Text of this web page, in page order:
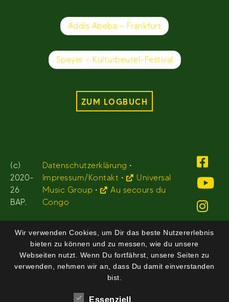
Beitragsnavigation
Addis Abeba – Frankfurt
Speyer – Kulturbeutel-Festival
ZUM LOGBUCH
(c)
2020-
26
BAP.
Datenschutzerklärung •
Impressum/Kontakt •
Universal
Music Group •
Au secours du
Congo
Wir verwenden Cookies, um Dir das beste Nutzererlebnis
bieten zu können und zu messen, wie du unsere
Webseiten nutzt. Wenn Du fortfährst, unsere Seiten zu
verwenden, nehmen wir an, dass Du damit einverstanden
bist.
Essenziell